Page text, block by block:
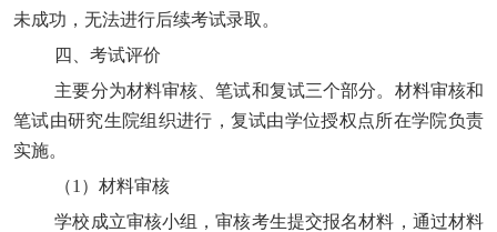
未成功，无法进行后续考试录取。
四、考试评价
主要分为材料审核、笔试和复试三个部分。材料审核和
笔试由研究生院组织进行，复试由学位授权点所在学院负责
实施。
（1）材料审核
学校成立审核小组，审核考生提交报名材料，通过材料